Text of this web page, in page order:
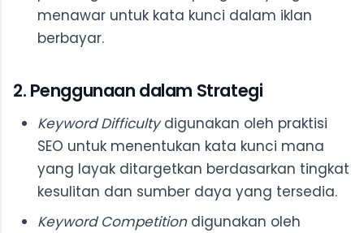
menawar untuk kata kunci dalam iklan
berbayar.
2. Penggunaan dalam Strategi
Keyword Difficultydigunakan oleh praktisi
SEO untuk menentukan kata kunci mana
yang layak ditargetkan berdasarkan tingkat
kesulitan dan sumber daya yang tersedia.
Keyword Competitiondigunakan oleh